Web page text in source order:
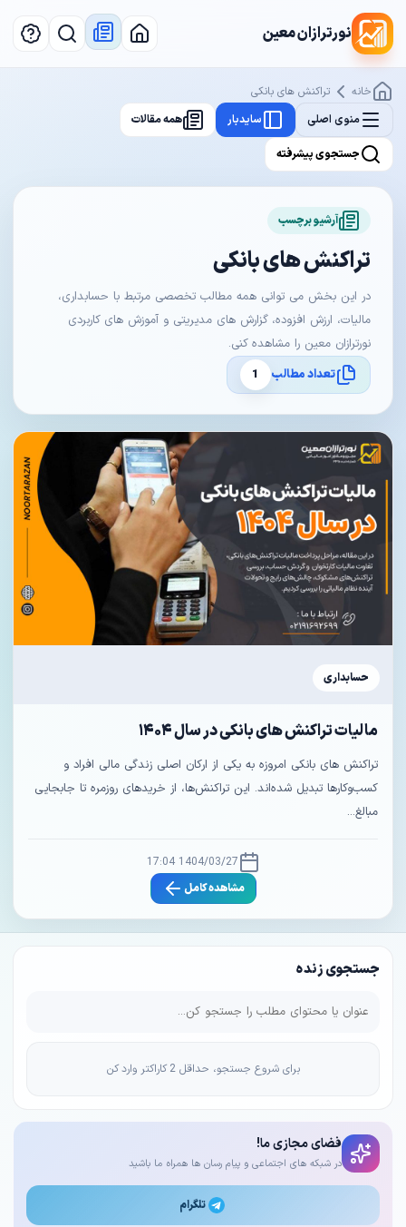
نورترازان معین
جستجوی زنده
برای شروع جستجو، حداقل 2 کاراکتر وارد کن
فضای مجازی ما!
در شبکه های اجتماعی و پیام رسان ها همراه ما باشید
تلگرام
خانه
تراکنش های بانکی
منوی اصلی
سایدبار همه مقالات
جستجوی پیشرفته
آرشیو برچسب
تراکنش های بانکی
در این بخش می توانی همه مطالب تخصصی مرتبط با حسابداری،
مالیات، ارزش افزوده، گزارش های مدیریتی و آموزش های کاربردی
نورترازان معین را مشاهده کنی.
تعداد مطالب
1
حسابداری
مالیات تراکنش های بانکی در سال ۱۴۰۴
تراکنش های بانکی امروزه به یکی از ارکان اصلی زندگی مالی افراد و
کسب‌وکارها تبدیل شده‌اند. این تراکنش‌ها، از خریدهای روزمره تا جابجایی
مبالغ...
1404/03/27 17:04
مشاهده کامل